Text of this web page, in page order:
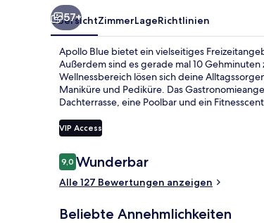
57+
ÜbersichtZimmerLageRichtlinien
Apollo Blue bietet ein vielseitiges
Außerdem sind es gerade mal 10
Wellnessbereich lösen sich deine
Maniküre und Pediküre. Das
Dachterrasse, eine Poolbar und ein
VIP Access
Bewertungen
9,09,0 von 10.
Wunderbar
Alle 127 Bewertungen anzeigen
Beliebte Annehmlichkeiten